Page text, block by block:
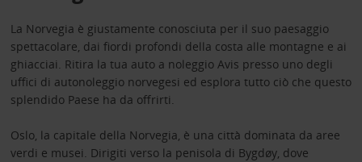
La Norvegia è giustamente conosciuta per il suo paesaggio
spettacolare, dai fiordi profondi della costa alle montagne e ai
ghiacciai. Ritira la tua auto a noleggio Avis presso uno degli
uffici di autonoleggio norvegesi ed esplora tutto ciò che questo
splendido Paese ha da offrirti.
Oslo, la capitale della Norvegia, è una città dominata da aree
verdi e musei. Dirigiti verso la penisola di Bygdøy, dove